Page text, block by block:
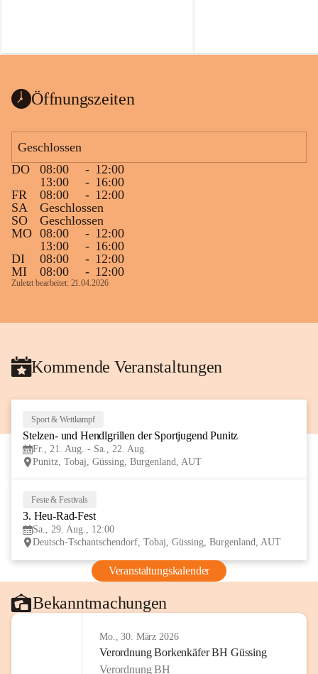
Wanduhr (!) benutzt und musste
Das Gemeindeamt freut sich sehr über die
Spende >lesenswerter< Bücher und
vorsortiert in die Bücherzelle eingeräumt
werden können.
Gleichzeitig möchten wir uns bei all Jenen
sehr herzlich bedanken, die bereits viele
tolle Bücher spendiert haben.
Gesundheit, Gelassenheit
Öffnungszeiten
Geschlossen
DO
08:00 - 12:00
13:00
- 16:00
FR
08:00 - 12:00
SA
Geschlossen
SO
Geschlossen
MO 08:00 - 12:00
13:00
- 16:00
DI
08:00 - 12:00
MI
08:00 - 12:00
Zuletzt bearbeitet: 21.04.2026
Kommende Veranstaltungen
Sport & Wettkampf
Stelzen- und Hendlgrillen der Sportjugend Punitz
Fr., 21. Aug. - Sa., 22. Aug.
Punitz, Tobaj, Güssing, Burgenland, AUT
Feste & Festivals
3. Heu-Rad-Fest
Sa., 29. Aug., 12:00
Deutsch-Tschantschendorf, Tobaj, Güssing, Burgenland, AUT
Veranstaltungskalender
Bekanntmachungen
Mo., 30. März 2026
Verordnung Borkenkäfer BH Güssing
Verordnung BH